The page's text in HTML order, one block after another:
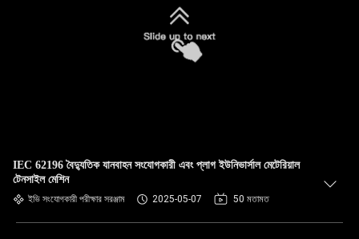
IEC 62196 বৈদ্যুতিক যানবাহন সংযোগকারী এবং প্লাগ ইউনিভার্সাল মেটেরিয়াল
টেনসাইল মেশিন
ইভি সংযোগকারী পরীক্ষার সরঞ্জাম 2025-05-07 50 মতামত